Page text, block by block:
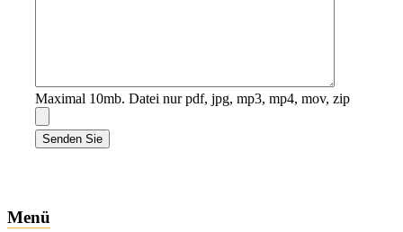
Maximal 10mb. Datei nur pdf, jpg, mp3, mp4, mov, zip
Menü